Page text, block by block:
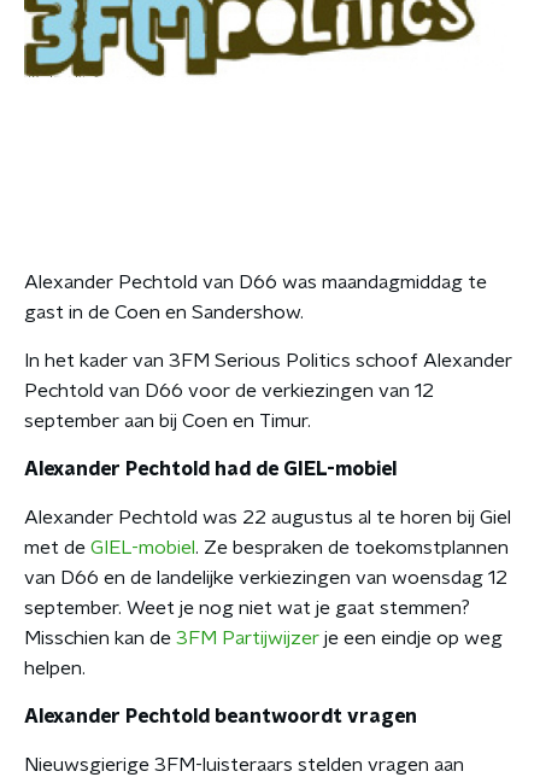
Alexander Pechtold van D66 was maandagmiddag te
gast in de Coen en Sandershow.
In het kader van 3FM Serious Politics schoof Alexander
Pechtold van D66 voor de verkiezingen van 12
september aan bij Coen en Timur.
Alexander Pechtold had de GIEL-mobiel
Alexander Pechtold was 22 augustus al te horen bij Giel
met de GIEL-mobiel . Ze bespraken de toekomstplannen
van D66 en de landelijke verkiezingen van woensdag 12
september. Weet je nog niet wat je gaat stemmen?
Misschien kan de 3FM Partijwijzer je een eindje op weg
helpen.
Alexander Pechtold beantwoordt vragen
Nieuwsgierige 3FM-luisteraars stelden vragen aan